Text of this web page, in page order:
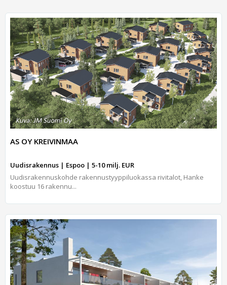
AS OY KREIVINMAA
Uudisrakennus | Espoo | 5-10 milj. EUR
Uudisrakennuskohde rakennustyyppiluokassa rivitalot, Hanke
koostuu 16 rakennu...